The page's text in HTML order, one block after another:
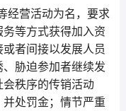
经营活动为名，要求
等方式获得加入资
者间接以发展人员
胁迫参加者继续发
秩序的传销活动
处罚金；情节严重